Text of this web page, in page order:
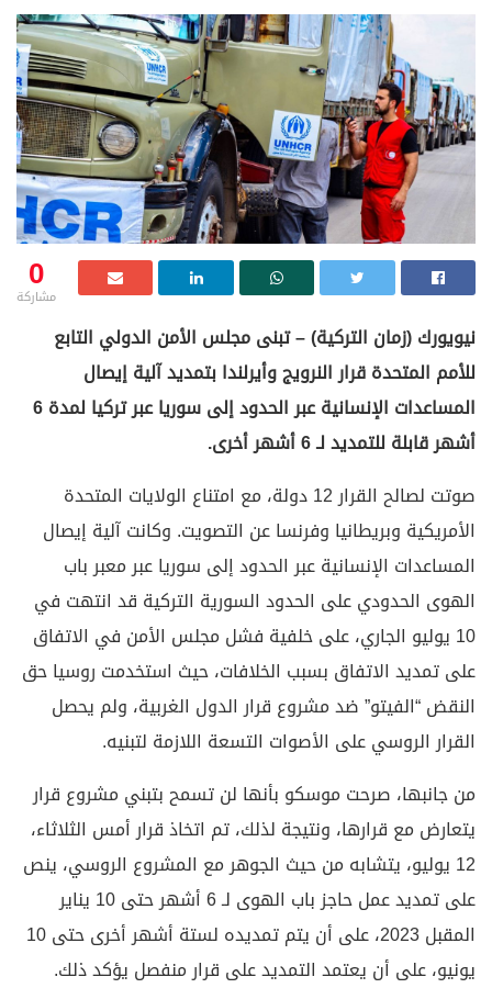
0
مشاركة
نيويورك (زمان التركية) – تبنى مجلس الأمن الدولي التابع
للأمم المتحدة قرار النرويج وأيرلندا بتمديد آلية إيصال
المساعدات الإنسانية عبر الحدود إلى سوريا عبر تركيا لمدة 6
أشهر قابلة للتمديد لـ 6 أشهر أخرى.
صوتت لصالح القرار 12 دولة، مع امتناع الولايات المتحدة
الأمريكية وبريطانيا وفرنسا عن التصويت. وكانت آلية إيصال
المساعدات الإنسانية عبر الحدود إلى سوريا عبر معبر باب
الهوى الحدودي على الحدود السورية التركية قد انتهت في
10 يوليو الجاري، على خلفية فشل مجلس الأمن في الاتفاق
على تمديد الاتفاق بسبب الخلافات، حيث استخدمت روسيا حق
النقض “الفيتو” ضد مشروع قرار الدول الغربية، ولم يحصل
القرار الروسي على الأصوات التسعة اللازمة لتبنيه.
من جانبها، صرحت موسكو بأنها لن تسمح بتبني مشروع قرار
يتعارض مع قرارها، ونتيجة لذلك، تم اتخاذ قرار أمس الثلاثاء،
12 يوليو، يتشابه من حيث الجوهر مع المشروع الروسي، ينص
على تمديد عمل حاجز باب الهوى لـ 6 أشهر حتى 10 يناير
المقبل 2023، على أن يتم تمديده لستة أشهر أخرى حتى 10
يونيو، على أن يعتمد التمديد على قرار منفصل يؤكد ذلك.